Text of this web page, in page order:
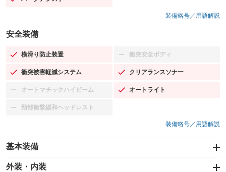
：装備あり
装備略号／用語解説
安全装備
横滑り防止装置
：装備あり 衝突安全ボディ
：装備なし
衝突被害軽減システム
：装備あり クリアランスソナー
：装備あり
オートマチックハイビーム
：装備なし オートライト
：装備あり
頸部衝撃緩和ヘッドレスト
：装備なし
装備略号／用語解説
基本装備
エアバッグ：運転席/助手席/サイド
：装備あり
外装・内装